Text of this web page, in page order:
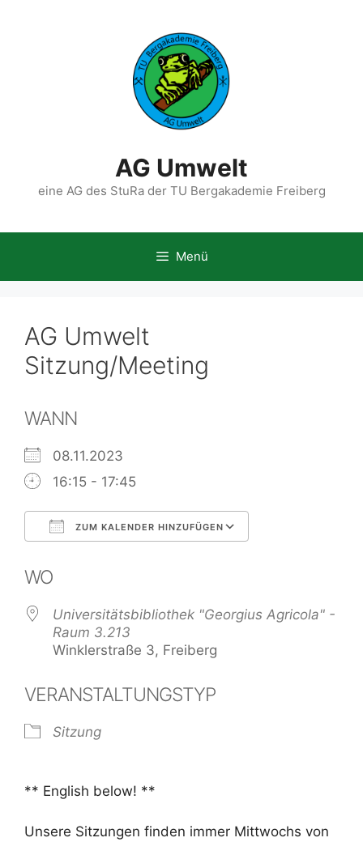
AG Umwelt
eine AG des StuRa der TU Bergakademie Freiberg
Menü
AG Umwelt
Sitzung/Meeting
WANN
08.11.2023
16:15 - 17:45
ZUM KALENDER HINZUFÜGEN
WO
Universitätsbibliothek "Georgius Agricola" -
Raum 3.213
Winklerstraße 3, Freiberg
VERANSTALTUNGSTYP
Sitzung
** English below! **
Unsere Sitzungen finden immer Mittwochs von